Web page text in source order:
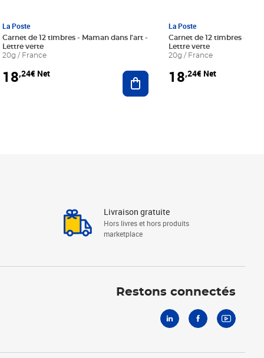
au panier
La Poste
Carnet de 12 timbres - Maman dans l'art -
Lettre verte
20g / France
18,24€ Net Ajouter au panier
La Poste
Carnet de 12 timbres - Le
Lettre verte
20g / France
18,24€ Net
Livraison gratuite
Hors livres et hors produits
marketplace
Restons connectés